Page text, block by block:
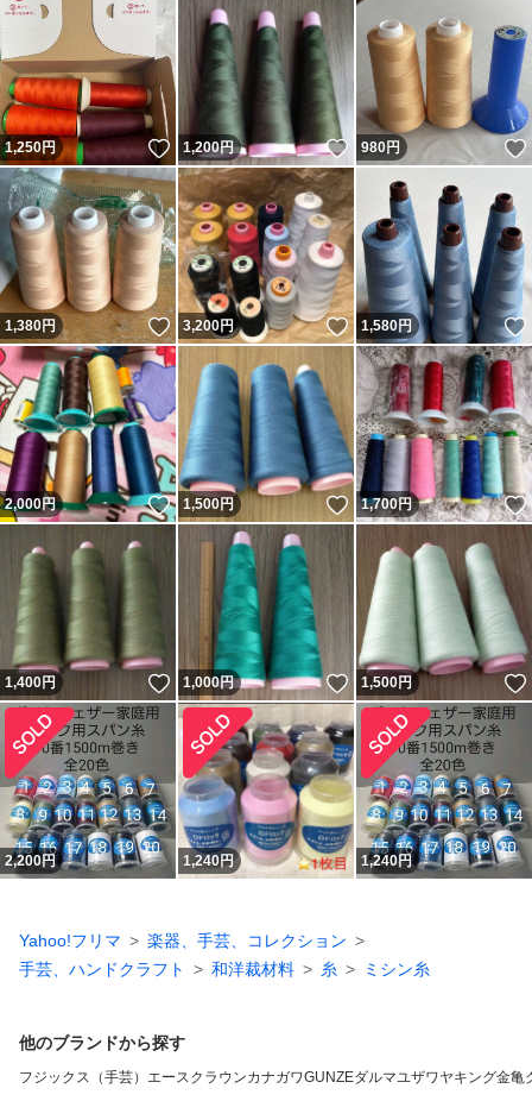
1,250円 いいね！
1,200円 いいね！
980円
1,380円 いいね！
3,200円 いいね！
1,580円
2,000円 いいね！
1,500円 いいね！
1,700円
1,400円 いいね！
1,000円 いいね！
1,500円
2,200円 1,240円 1,240円
Yahoo!フリマ
楽器、手芸、コレクション
手芸、ハンドクラフト
和洋裁材料 糸 ミシン糸
他のブランドから探す
フジックス（手芸） エースクラウンカナガワGUNZEダルマユザワヤキング金亀